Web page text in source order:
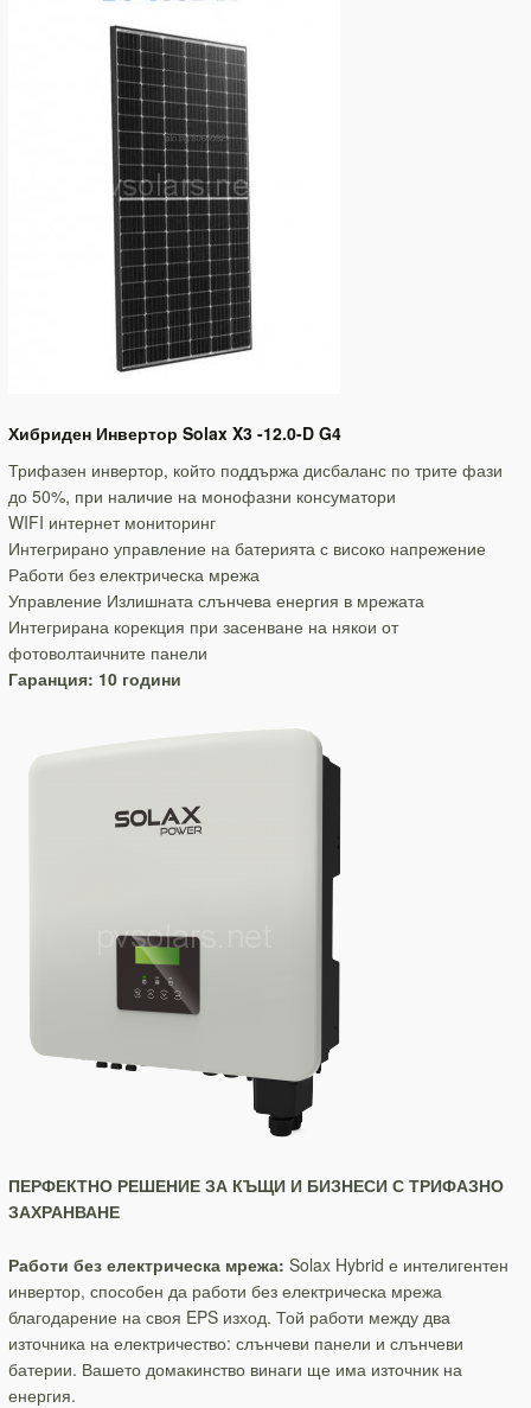
Хибриден Инвертор Solax X3 -12.0-D G4
Трифазен инвертор, който поддържа дисбаланс по трите фази
до 50%, при наличие на монофазни консуматори
WIFI интернет мониторинг
Интегрирано управление на батерията с високо напрежение
Работи без електрическа мрежа
Управление Излишната слънчева енергия в мрежата
Интегрирана корекция при засенване на някои от
фотоволтаичните панели
Гаранция: 10 години
ПЕРФЕКТНО РЕШЕНИЕ ЗА КЪЩИ И БИЗНЕСИ С ТРИФАЗНО
ЗАХРАНВАНЕ
Работи без електрическа мрежа: Solax Hybrid е интелигентен
инвертор, способен да работи без електрическа мрежа
благодарение на своя EPS изход. Той работи между два
източника на електричество: слънчеви панели и слънчеви
батерии. Вашето домакинство винаги ще има източник на
енергия.